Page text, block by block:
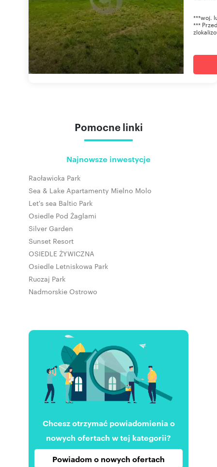
***woj.
***
Pomocne linki
Najnowsze inwestycje
Racławicka Park
Sea & Lake Apartamenty Mielno Molo
Let's sea Baltic Park
Osiedle Pod Żaglami
Silver Garden
Sunset Resort
OSIEDLE ŻYWICZNA
Osiedle Letniskowa Park
Ruczaj Park
Nadmorskie Ostrowo
Chcesz otrzymać powiadomienia o
nowych ofertach w tej kategorii?
Powiadom o nowych ofertach